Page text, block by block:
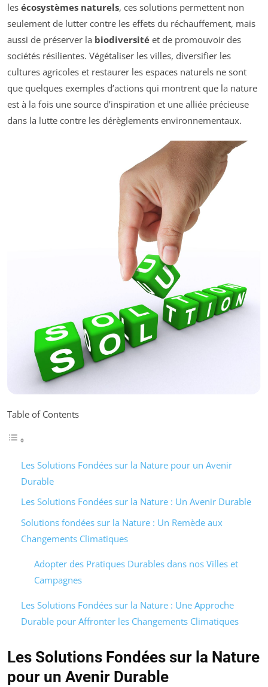
les écosystèmes naturels, ces solutions permettent non
seulement de lutter contre les effets du réchauffement, mais
aussi de préserver la biodiversité et de promouvoir des
sociétés résilientes. Végétaliser les villes, diversifier les
cultures agricoles et restaurer les espaces naturels ne sont
que quelques exemples d’actions qui montrent que la nature
est à la fois une source d’inspiration et une alliée précieuse
dans la lutte contre les dérèglements environnementaux.
Table of Contents
Les Solutions Fondées sur la Nature pour un Avenir
Durable
Les Solutions Fondées sur la Nature : Un Avenir Durable
Solutions fondées sur la Nature : Un Remède aux
Changements Climatiques
Adopter des Pratiques Durables dans nos Villes et
Campagnes
Les Solutions Fondées sur la Nature : Une Approche
Durable pour Affronter les Changements Climatiques
Les Solutions Fondées sur la Nature
pour un Avenir Durable